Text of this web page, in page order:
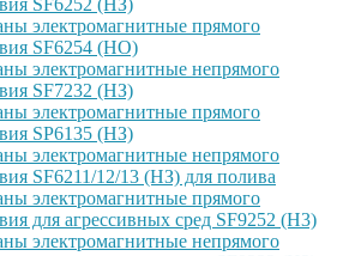
SF6252 (НЗ)
электромагнитные прямого
SF6254 (НО)
электромагнитные непрямого
SF7232 (НЗ)
электромагнитные прямого
SP6135 (НЗ)
электромагнитные непрямого
SF6211/12/13 (НЗ) для полива
электромагнитные прямого
для агрессивных сред SF9252 (H3)
электромагнитные непрямого